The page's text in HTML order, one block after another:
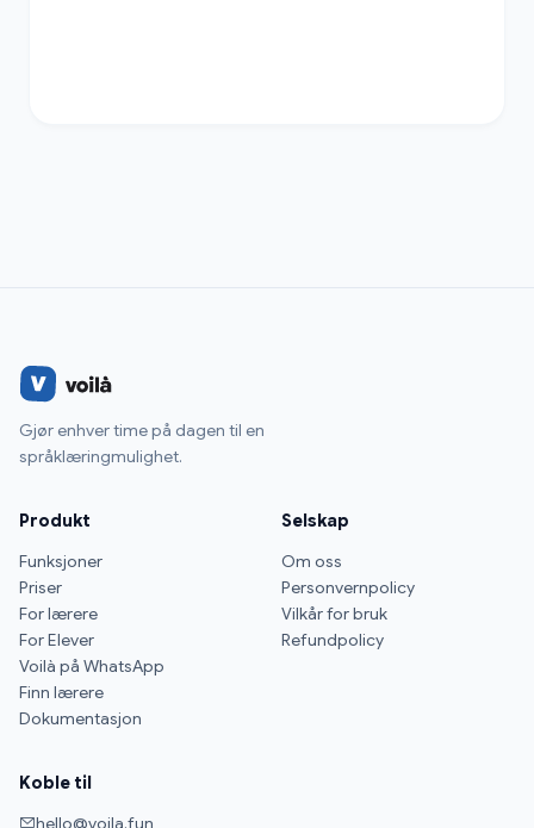
Gjør enhver time på dagen til en
språklæringmulighet.
Produkt
Funksjoner
Priser
For lærere
For Elever
Voilà på WhatsApp
Finn lærere
Dokumentasjon
Selskap
Om oss
Personvernpolicy
Vilkår for bruk
Refundpolicy
Koble til
hello@voila.fun